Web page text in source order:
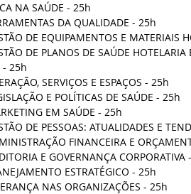
NA SAÚDE - 25h
DA QUALIDADE - 25h
DE EQUIPAMENTOS E MATERIAIS
DE PLANOS DE SAÚDE
- 25h
SERVIÇOS E ESPAÇOS - 25h
E POLÍTICAS DE SAÚDE - 25h
EM SAÚDE - 25h
DE PESSOAS: ATUALIDADES E
FINANCEIRA E
E GOVERNANÇA CORPORATIVA
ESTRATÉGICO - 25h
NAS ORGANIZAÇÕES - 25h